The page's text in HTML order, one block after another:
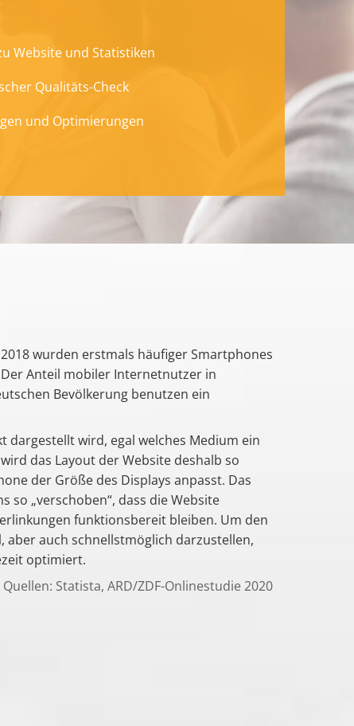
Website und Statistiken
Qualitäts-Check
und Optimierungen
wurden erstmals häufiger Smartphones
Anteil mobiler Internetnutzer in
Bevölkerung benutzen ein
dargestellt wird, egal welches Medium ein
das Layout der Website deshalb so
der Größe des Displays anpasst. Das
so „verschoben“, dass die Website
funktionsbereit bleiben. Um den
auch schnellstmöglich darzustellen,
optimiert.
Statista, ARD/ZDF-Onlinestudie 2020